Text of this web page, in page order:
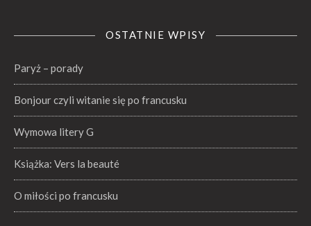
OSTATNIE WPISY
Paryż – porady
Bonjour czyli witanie się po francusku
Wymowa litery G
Książka: Vers la beauté
O miłości po francusku